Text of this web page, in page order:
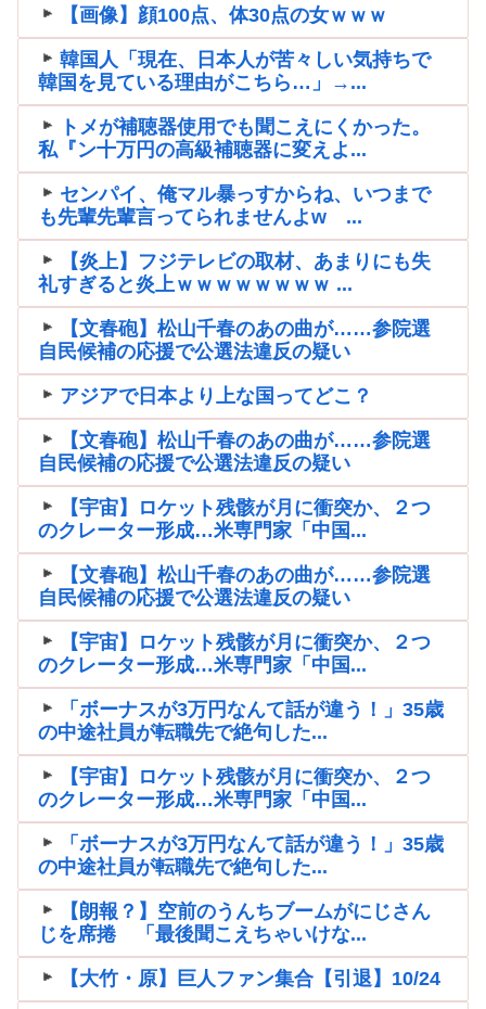
【画像】顔100点、体30点の女ｗｗｗ
韓国人「現在、日本人が苦々しい気持ちで
韓国を見ている理由がこちら…」→...
トメが補聴器使用でも聞こえにくかった。
私『ン十万円の高級補聴器に変えよ...
センパイ、俺マル暴っすからね、いつまで
も先輩先輩言ってられませんよw ...
【炎上】フジテレビの取材、あまりにも失
礼すぎると炎上ｗｗｗｗｗｗｗｗ ...
【文春砲】松山千春のあの曲が……参院選
自民候補の応援で公選法違反の疑い
アジアで日本より上な国ってどこ？
【文春砲】松山千春のあの曲が……参院選
自民候補の応援で公選法違反の疑い
【宇宙】ロケット残骸が月に衝突か、２つ
のクレーター形成…米専門家「中国...
【文春砲】松山千春のあの曲が……参院選
自民候補の応援で公選法違反の疑い
【宇宙】ロケット残骸が月に衝突か、２つ
のクレーター形成…米専門家「中国...
「ボーナスが3万円なんて話が違う！」35歳
の中途社員が転職先で絶句した...
【宇宙】ロケット残骸が月に衝突か、２つ
のクレーター形成…米専門家「中国...
「ボーナスが3万円なんて話が違う！」35歳
の中途社員が転職先で絶句した...
【朗報？】空前のうんちブームがにじさん
じを席捲 「最後聞こえちゃいけな...
【大竹・原】巨人ファン集合【引退】10/24